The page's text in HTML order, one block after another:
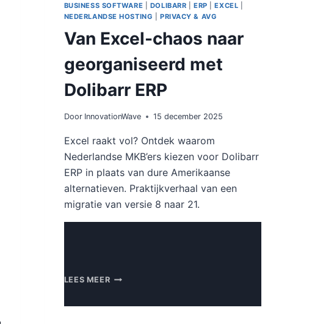
BUSINESS SOFTWARE DOLIBARR |ERP |EXCEL
NEDERLANDSE HOSTING
PRIVACY & AVG
Van Excel-chaos naar
georganiseerd met
Dolibarr ERP
Door InnovationWave 15 december 2025
Excel raakt vol? Ontdek waarom
Nederlandse MKB’ers kiezen voor Dolibarr
ERP in plaats van dure Amerikaanse
alternatieven. Praktijkverhaal van een
migratie van versie 8 naar 21.
LEES MEERVAN